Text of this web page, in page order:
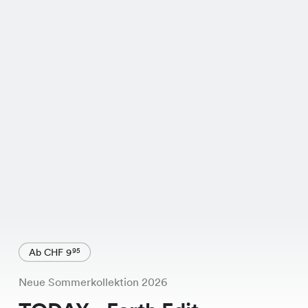
Ab CHF 995
Neue Sommerkollektion 2026